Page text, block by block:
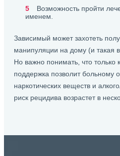
Возможность пройти
именем.
Зависимый может захотеть
манипуляции на дому (и такая
Но важно понимать, что только
поддержка позволит больному
наркотических веществ и
риск рецидива возрастет в